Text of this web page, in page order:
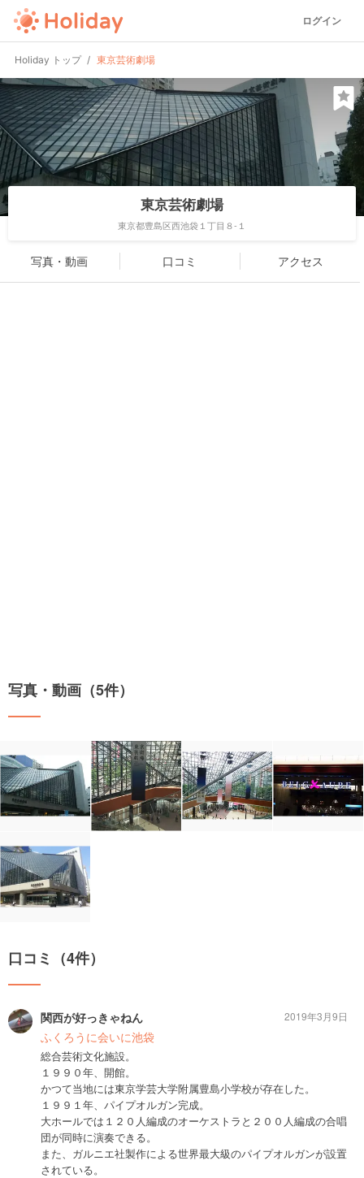
ログイン
Holiday トップ 東京芸術劇場
東京芸術劇場
東京都豊島区西池袋１丁目８-１
写真・動画 口コミ アクセス
写真・動画（5件）
口コミ（4件）
関西が好っきゃねん
ふくろうに会いに池袋
総合芸術文化施設。
１９９０年、開館。
かつて当地には東京学芸大学附属豊島小学校が存在した。
１９９１年、パイプオルガン完成。
大ホールでは１２０人編成のオーケストラと２００人編成の合唱
団が同時に演奏できる。
また、ガルニエ社製作による世界最大級のパイプオルガンが設置
されている。
2019年3月9日